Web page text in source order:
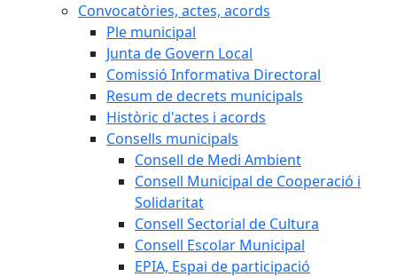
Convocatòries, actes, acords
Ple municipal
Junta de Govern Local
Comissió Informativa Directoral
Resum de decrets municipals
Històric d'actes i acords
Consells municipals
Consell de Medi Ambient
Consell Municipal de Cooperació i
Solidaritat
Consell Sectorial de Cultura
Consell Escolar Municipal
EPIA, Espai de participació